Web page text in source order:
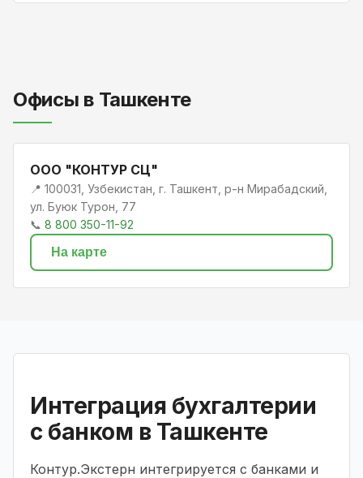
Офисы в Ташкенте
ООО "КОНТУР СЦ"
📍 100031, Узбекистан, г. Ташкент, р-н Мирабадский,
ул. Буюк Турон, 77
📞 8 800 350-11-92
На карте
Интеграция бухгалтерии
с банком в Ташкенте
Контур.Экстерн интегрируется с банками и